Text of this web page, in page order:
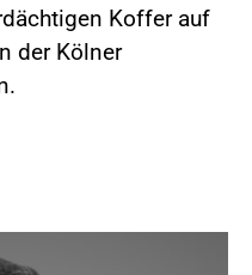
Koffer auf
der Kölner